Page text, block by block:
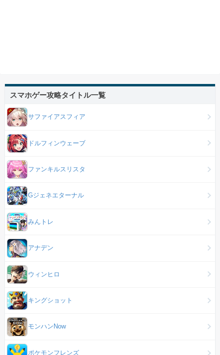
スマホゲー攻略タイトル一覧
サファイアスフィア
ドルフィンウェーブ
ファンキルスリスタ
Gジェネエターナル
みんトレ
アナデン
ウィンヒロ
キングショット
モンハンNow
ポケモンフレンズ